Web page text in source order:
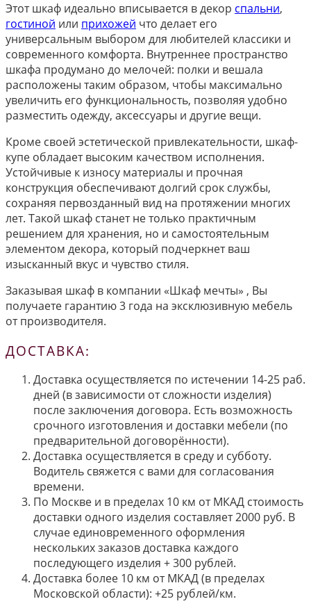
Этот шкаф идеально вписывается в декор спальни,
гостиной или прихожей что делает его
универсальным выбором для любителей классики и
современного комфорта. Внутреннее пространство
шкафа продумано до мелочей: полки и вешала
расположены таким образом, чтобы максимально
увеличить его функциональность, позволяя удобно
разместить одежду, аксессуары и другие вещи.
Кроме своей эстетической привлекательности, шкаф-
купе обладает высоким качеством исполнения.
Устойчивые к износу материалы и прочная
конструкция обеспечивают долгий срок службы,
сохраняя первозданный вид на протяжении многих
лет. Такой шкаф станет не только практичным
решением для хранения, но и самостоятельным
элементом декора, который подчеркнет ваш
изысканный вкус и чувство стиля.
Заказывая шкаф в компании «Шкаф мечты» , Вы
получаете гарантию 3 года на эксклюзивную мебель
от производителя.
ДОСТАВКА:
Доставка осуществляется по истечении 14-25 раб.
дней (в зависимости от сложности изделия)
после заключения договора. Есть возможность
срочного изготовления и доставки мебели (по
предварительной договорённости).
Доставка осуществляется в среду и субботу.
Водитель свяжется с вами для согласования
времени.
По Москве и в пределах 10 км от МКАД стоимость
доставки одного изделия составляет 2000 руб. В
случае единовременного оформления
нескольких заказов доставка каждого
последующего изделия + 300 рублей.
Доставка более 10 км от МКАД (в пределах
Московской области): +25 рублей/км.